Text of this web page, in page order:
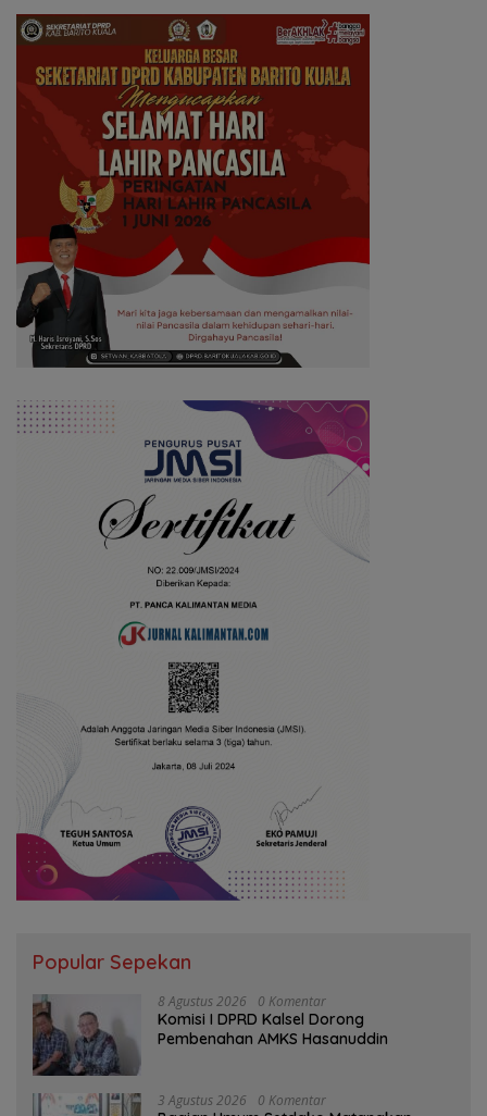
Popular Sepekan
8 Agustus 2026 0 Komentar
Komisi I DPRD Kalsel Dorong
Pembenahan AMKS Hasanuddin
3 Agustus 2026 0 Komentar